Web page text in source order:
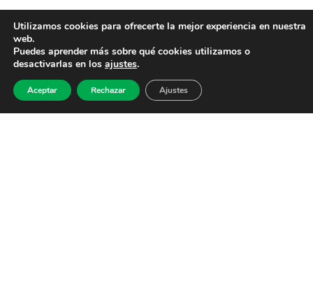
Utilizamos cookies para ofrecerte la mejor experiencia en nuestra
web.
Puedes aprender más sobre qué cookies utilizamos o
desactivarlas en los ajustes.
Aceptar Rechazar Ajustes